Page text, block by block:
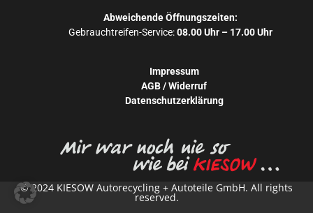
Abweichende Öffnungszeiten:
Gebrauchtreifen-Service:08.00 Uhr – 17.00 Uhr
Impressum
AGB / Widerruf
Datenschutzerklärung
© 2024 KIESOW Autorecycling + Autoteile GmbH. All rights
reserved.